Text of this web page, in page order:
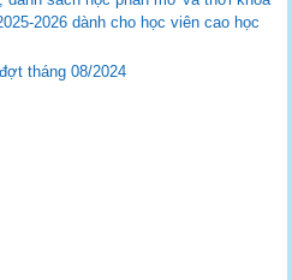
2026 dành cho học viên cao học
tháng 08/2024